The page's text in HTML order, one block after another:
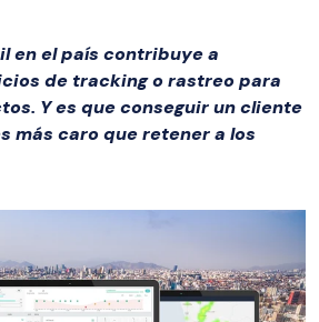
en el país contribuye a
de tracking o rastreo para
Y es que conseguir un cliente
más caro que retener a los